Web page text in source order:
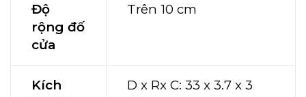
Độ
rộng đố
cửa
Trên 10 cm
Kích
D x Rx C: 33 x 3.7 x 3